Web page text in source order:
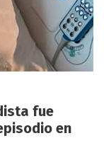
fue
en